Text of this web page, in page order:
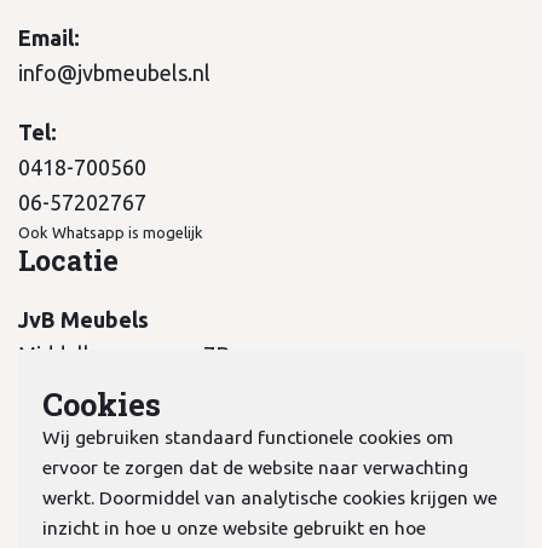
Email:
info@jvbmeubels.nl
Tel:
0418-700560
06-57202767
Ook Whatsapp is mogelijk
Locatie
JvB Meubels
Middelkampseweg 7B
5311 PC Gameren
Cookies
Wij gebruiken standaard functionele cookies om
ervoor te zorgen dat de website naar verwachting
werkt. Doormiddel van analytische cookies krijgen we
inzicht in hoe u onze website gebruikt en hoe